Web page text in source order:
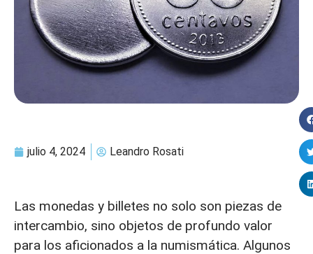
julio 4, 2024 Leandro Rosati
Las monedas y billetes no solo son piezas de
intercambio, sino objetos de profundo valor
para los aficionados a la numismática. Algunos